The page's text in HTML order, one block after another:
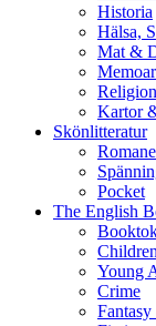
Historia
Hälsa,
Mat &
Kartor
Skönlitteratur
Pocket
The English
Young
Crime